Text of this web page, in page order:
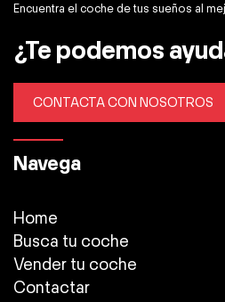
Encuentra el coche de tus sueños al
¿Te podemos
CONTACTA CON NOSOTROS
Navega
Home
Busca tu coche
Vender tu coche
Contactar